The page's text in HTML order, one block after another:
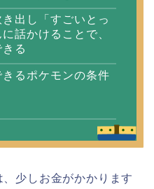
出し「すごいとっ
話かけることで、
る
るポケモンの条件
少しお金がかかります